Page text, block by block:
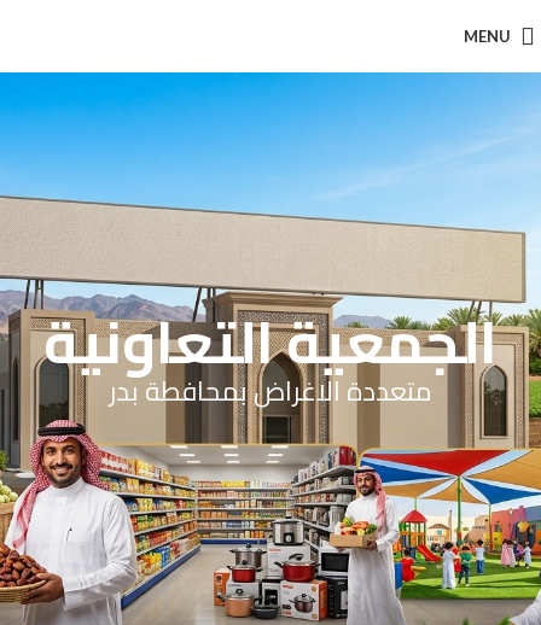
MENU
الجمعية التعاونية
متعددة الاغراض بمحافطة بدر